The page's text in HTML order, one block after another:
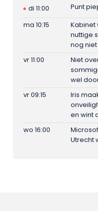
di 11:00
Punt
ma 10:15
Kabinet
nuttige
nog
vr 11:00
Niet
wel
vr 09:15
Iris
en wint
wo 16:00
Utrecht